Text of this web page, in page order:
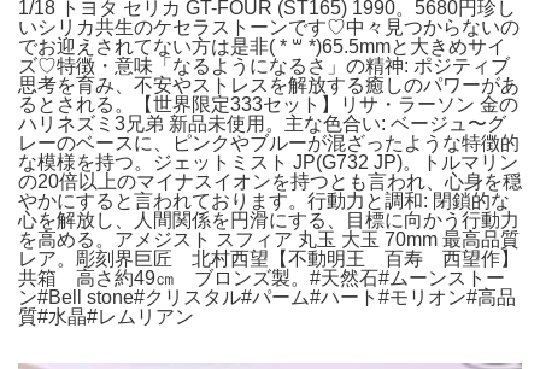
1/18 トヨタ セリカ GT-FOUR (ST165) 1990。5680円珍し
いシリカ共生のケセラストーンです♡中々見つからないの
でお迎えされてない方は是非( * ꒳ *)65.5mmと大きめサイ
ズ♡特徴・意味「なるようになるさ」の精神: ポジティブ
思考を育み、不安やストレスを解放する癒しのパワーがあ
るとされる。【世界限定333セット】リサ・ラーソン 金の
ハリネズミ3兄弟 新品未使用。主な色合い: ベージュ〜グ
レーのベースに、ピンクやブルーが混ざったような特徴的
な模様を持つ。ジェットミスト JP(G732 JP)。トルマリン
の20倍以上のマイナスイオンを持つとも言われ、心身を穏
やかにすると言われております。行動力と調和: 閉鎖的な
心を解放し、人間関係を円滑にする、目標に向かう行動力
を高める。アメジスト スフィア 丸玉 大玉 70mm 最高品質
レア。彫刻界巨匠 北村西望【不動明王 百寿 西望作】
共箱 高さ約49㎝ ブロンズ製。#天然石#ムーンストー
ン#Bell stone#クリスタル#パーム#ハート#モリオン#高品
質#水晶#レムリアン